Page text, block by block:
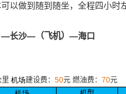
以做到随到随坐，全程四小时
—长沙— （飞机） —海口
里 机场建设费： 50元 燃油费： 70元